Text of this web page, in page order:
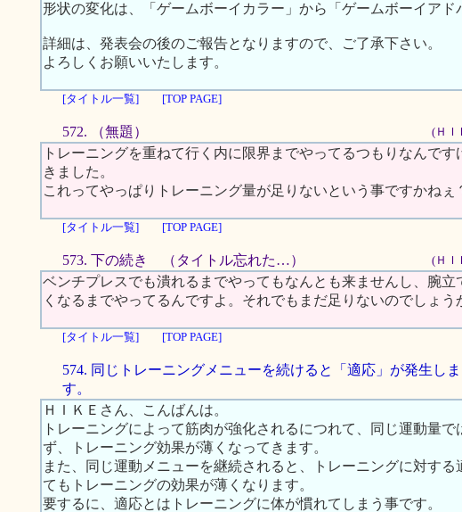
形状の変化は、「ゲームボーイカラー」から「ゲームボーイアド
詳細は、発表会の後のご報告となりますので、ご了承下さい。
よろしくお願いいたします。
[タイトル一覧] [TOP PAGE]
572. （無題） (ＨＩ
トレーニングを重ねて行く内に限界までやってるつもりなんで
きました。
これってやっぱりトレーニング量が足りないという事ですかねぇ
[タイトル一覧] [TOP PAGE]
573. 下の続き （タイトル忘れた…） (ＨＩ
ベンチプレスでも潰れるまでやってもなんとも来ませんし、腕
くなるまでやってるんですよ。それでもまだ足りないのでしょう
[タイトル一覧] [TOP PAGE]
574. 同じトレーニングメニューを続けると「適応」が発生しま
す。
ＨＩＫＥさん、こんばんは。
トレーニングによって筋肉が強化されるにつれて、同じ運動量
ず、トレーニング効果が薄くなってきます。
また、同じ運動メニューを継続されると、トレーニングに対す
てもトレーニングの効果が薄くなります。
要するに、適応とはトレーニングに体が慣れてしまう事です。